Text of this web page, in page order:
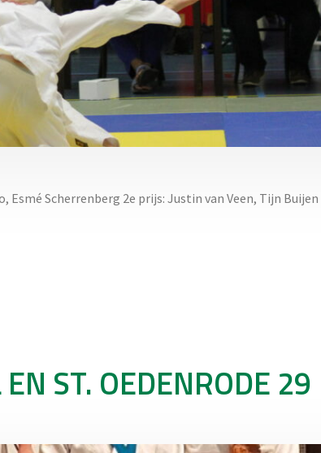
Esmé Scherrenberg 2e prijs: Justin van Veen, Tijn Buijen
ST. OEDENRODE 29